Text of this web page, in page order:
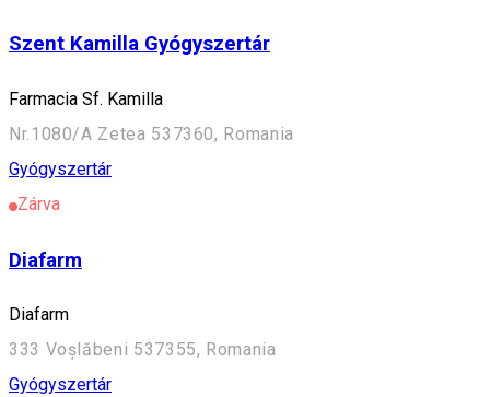
Szent Kamilla Gyógyszertár
Farmacia Sf. Kamilla
Nr.1080/A Zetea 537360, Romania
Gyógyszertár
Zárva
Diafarm
Diafarm
333 Voșlăbeni 537355, Romania
Gyógyszertár